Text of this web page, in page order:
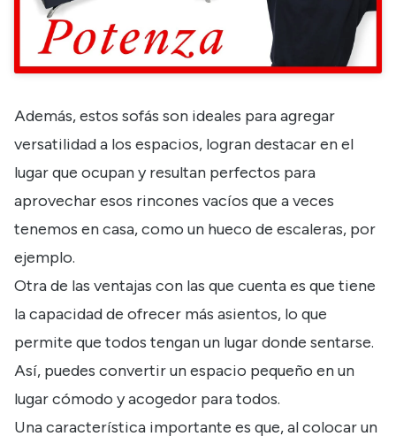
Además, estos sofás son ideales para agregar
versatilidad a los espacios, logran destacar en el
lugar que ocupan y resultan perfectos para
aprovechar esos rincones vacíos que a veces
tenemos en casa, como un hueco de escaleras, por
ejemplo.
Otra de las ventajas con las que cuenta es que tiene
la capacidad de ofrecer más asientos, lo que
permite que todos tengan un lugar donde sentarse.
Así, puedes convertir un espacio pequeño en un
lugar cómodo y acogedor para todos.
Una característica importante es que, al colocar un